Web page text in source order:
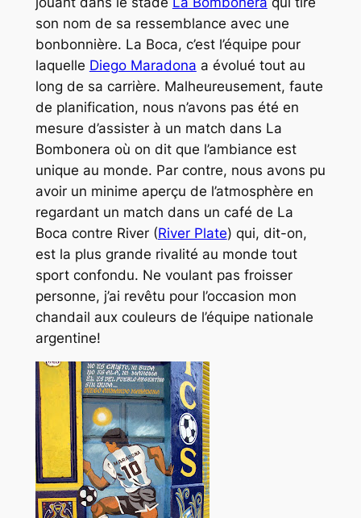
son nom de sa ressemblance avec une
bonbonnière. La Boca, c’est l’équipe pour
laquelle Diego Maradona a évolué tout au
long de sa carrière. Malheureusement, faute
de planification, nous n’avons pas été en
mesure d’assister à un match dans La
Bombonera où on dit que l’ambiance est
unique au monde. Par contre, nous avons pu
avoir un minime aperçu de l’atmosphère en
regardant un match dans un café de La
Boca contre River (River Plate) qui, dit-on,
est la plus grande rivalité au monde tout
sport confondu. Ne voulant pas froisser
personne, j’ai revêtu pour l’occasion mon
chandail aux couleurs de l’équipe nationale
argentine!